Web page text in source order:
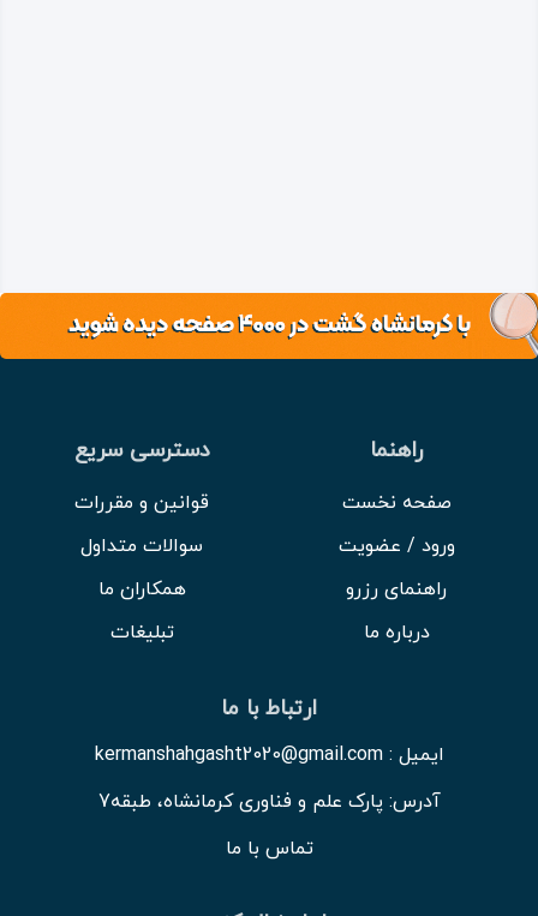
راهنما
صفحه نخست
ورود / عضویت
راهنمای رزرو
درباره ما
دسترسی سریع
قوانین و مقررات
سوالات متداول
همکاران ما
تبلیغات
ارتباط با ما
ایمیل : kermanshahgasht2020@gmail.com
آدرس: پارک علم و فناوری کرمانشاه، طبقه7
تماس با ما